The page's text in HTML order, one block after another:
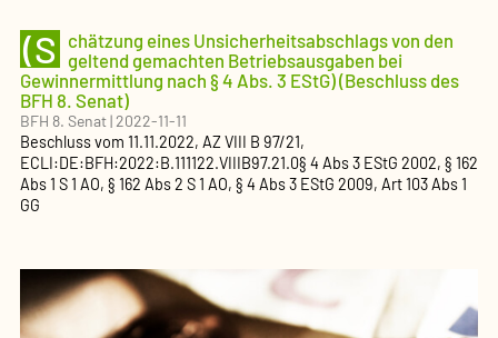
(S
chätzung eines Unsicherheitsabschlags von den
geltend gemachten Betriebsausgaben bei
Gewinnermittlung nach § 4 Abs. 3 EStG) (Beschluss des
BFH 8. Senat)
BFH 8. Senat|2022-11-11
Beschlussvom 11.11.2022, AZVIII B 97/21,
ECLI:DE:BFH:2022:B.111122.VIIIB97.21.0§ 4 Abs 3 EStG 2002, § 162
Abs 1 S 1 AO, § 162 Abs 2 S 1 AO, § 4 Abs 3 EStG 2009, Art 103 Abs 1
GG